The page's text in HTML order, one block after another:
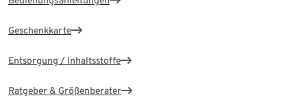
Geschenkkarte
Entsorgung / Inhaltsstoffe
Ratgeber & Größenberater